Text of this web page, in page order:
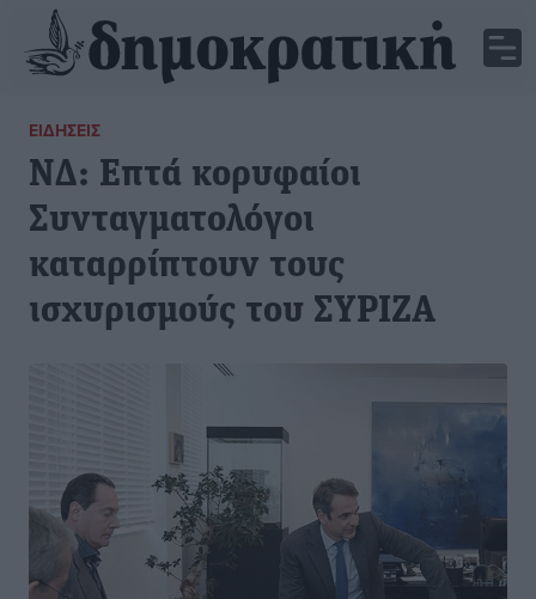
ΕΙΔΉΣΕΙΣ
ΝΔ: Επτά κορυφαίοι
Συνταγματολόγοι
καταρρίπτουν τους
ισχυρισμούς του ΣΥΡΙΖΑ